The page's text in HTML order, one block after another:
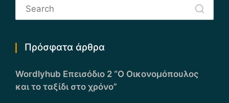
Πρόσφατα άρθρα
Wordlyhub Επεισόδιο 2 “Ο Οικονομόπουλος
και το ταξίδι στο χρόνο”